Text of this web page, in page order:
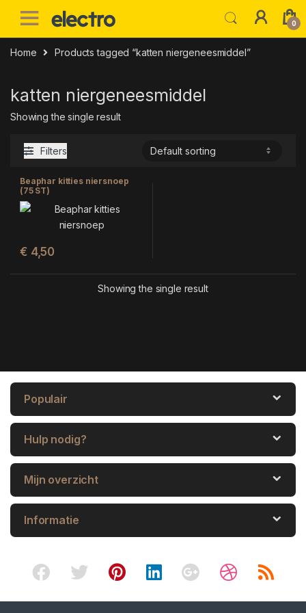
0
Home Products tagged “katten niergeneesmiddel”
katten niergeneesmiddel
Showing the single result
Filters
Beaphar kitties niersnoep
(75 ST)
€ 4,50
Showing the single result
Populair
Hulp nodig?
Mijn overzicht
Informatie